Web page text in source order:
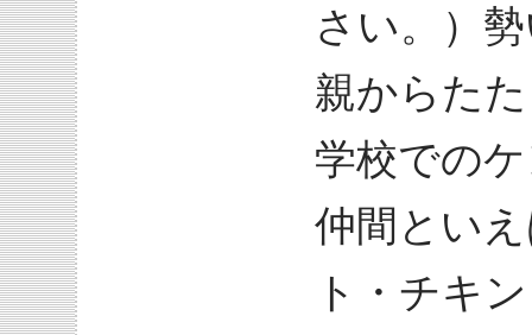
さい。）
親からた
学校での
仲間とい
ト・チキ